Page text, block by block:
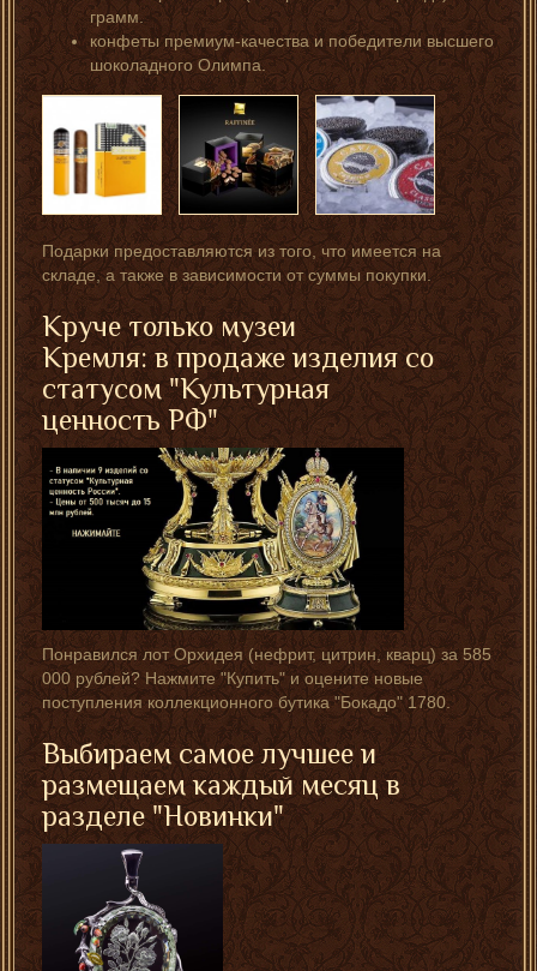
грамм.
конфеты премиум-качества и победители высшего
шоколадного Олимпа.
Подарки предоставляются из того, что имеется на
складе, а также в зависимости от суммы покупки.
Круче только музеи
Кремля: в продаже изделия со
статусом "Культурная
ценность РФ"
Понравился лот Орхидея (нефрит, цитрин, кварц) за 585
000 рублей? Нажмите "Купить" и оцените новые
поступления коллекционного бутика "Бокадо" 1780.
Выбираем самое лучшее и
размещаем каждый месяц в
разделе "Новинки"